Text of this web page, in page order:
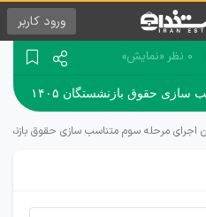
ورود کاربر
0 نظر «نمایش»
حقوق بازنشستگان ۱۴۰۵
اجرای مرحله سوم متناسب سازی حقوق